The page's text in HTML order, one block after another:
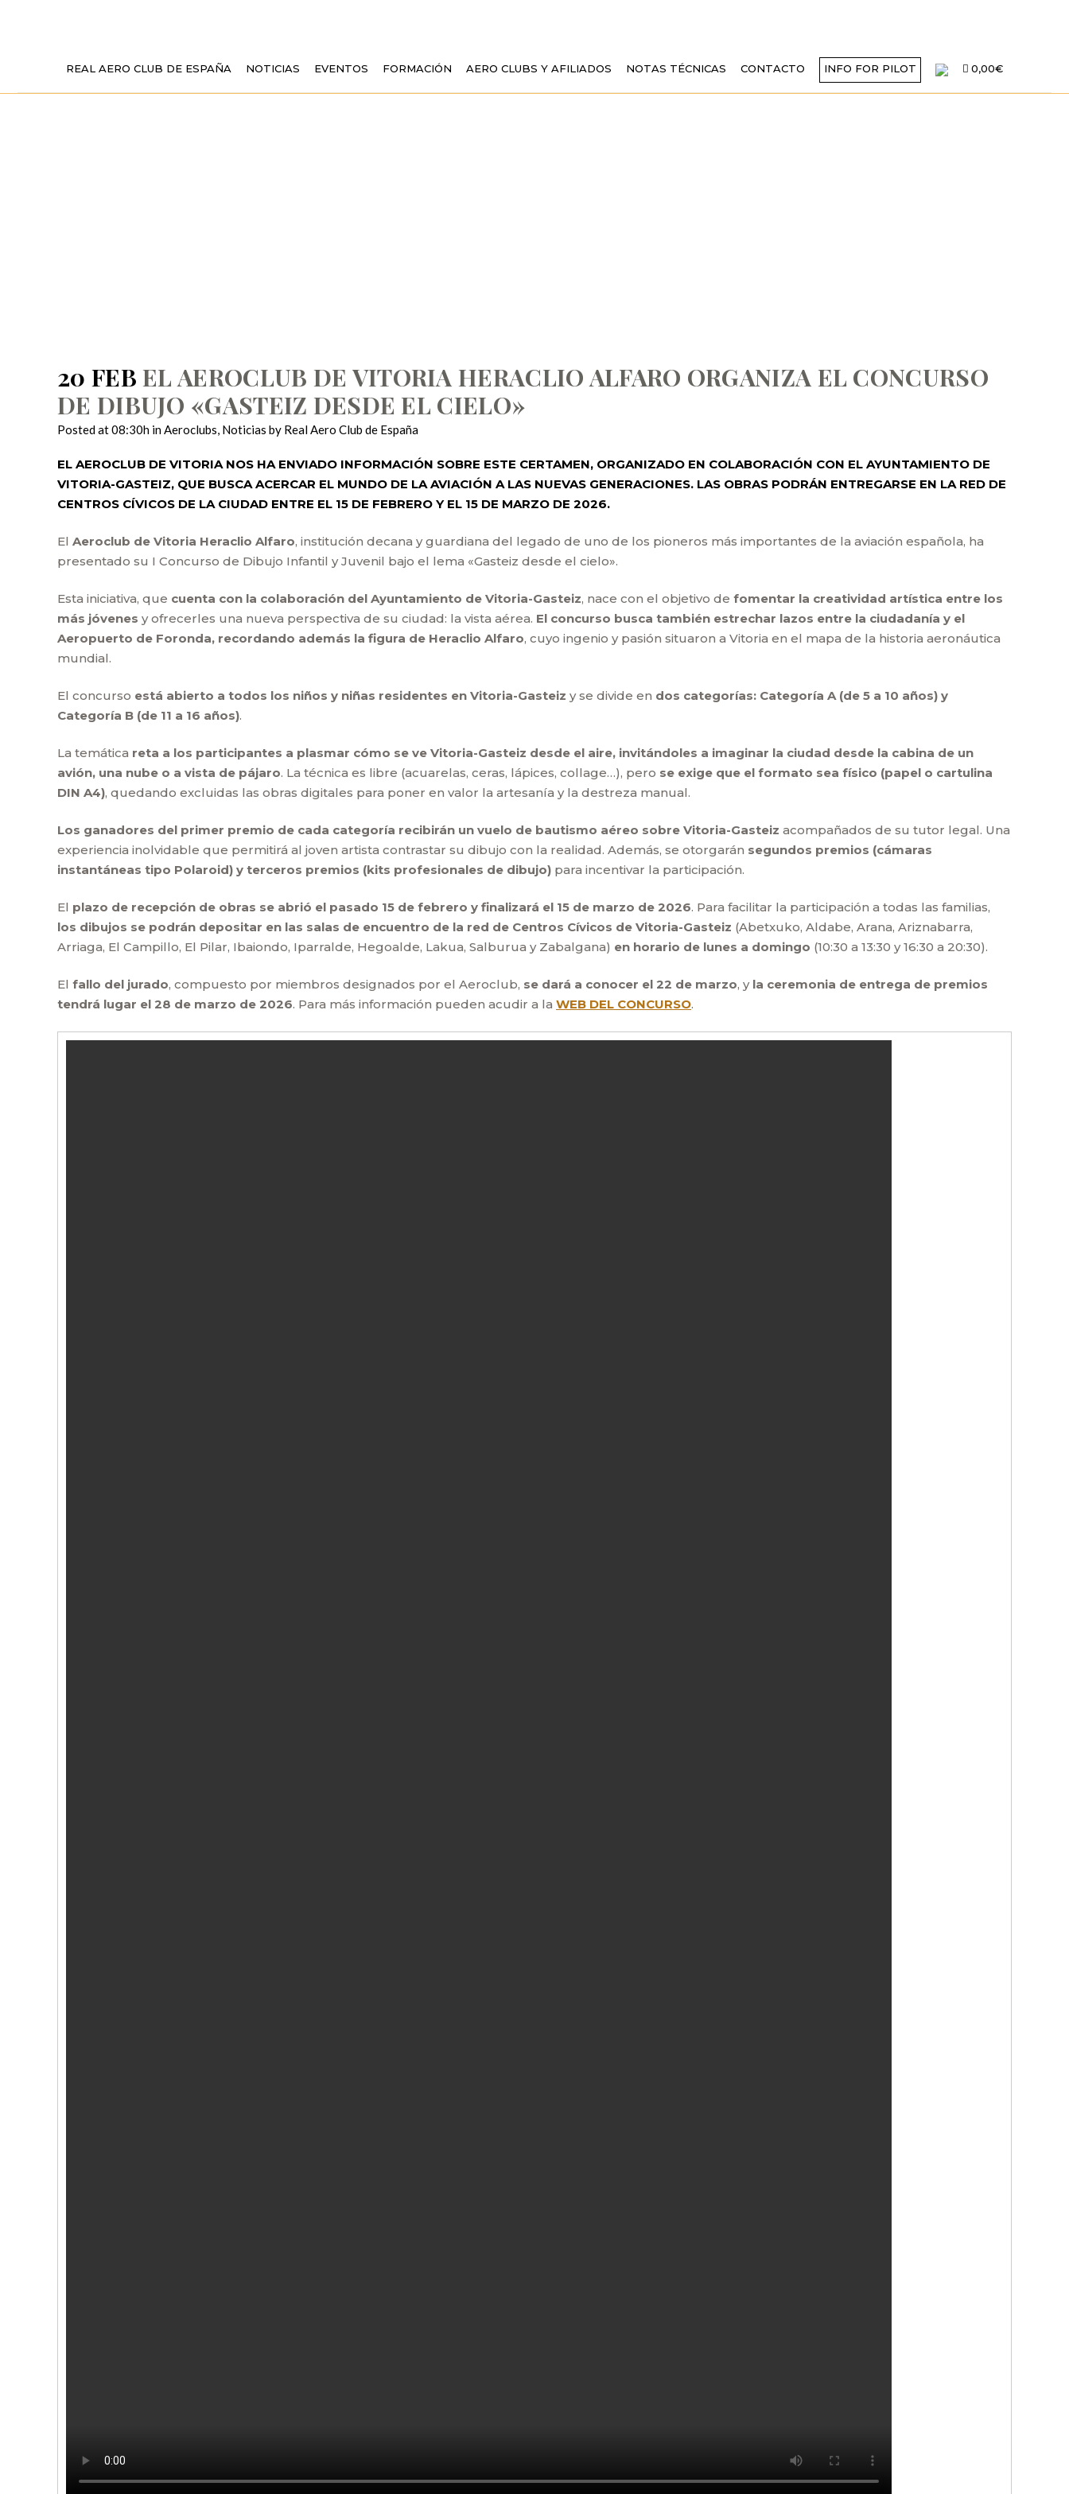
REAL AERO CLUB DE ESPAÑA NOTICIAS EVENTOS FORMACIÓN AERO CLUBS Y AFILIADOS NOTAS TÉCNICAS CONTACTO INFO FOR PILOT 0,00€
20 FEB EL AEROCLUB DE VITORIA HERACLIO ALFARO ORGANIZA EL CONCURSO
DE DIBUJO «GASTEIZ DESDE EL CIELO»
Posted at 08:30h inAeroclubs, Noticias by Real Aero Club de España
EL AEROCLUB DE VITORIA NOS HA ENVIADO INFORMACIÓN SOBRE ESTE CERTAMEN, ORGANIZADO EN COLABORACIÓN CON EL AYUNTAMIENTO DE
VITORIA-GASTEIZ, QUE BUSCA ACERCAR EL MUNDO DE LA AVIACIÓN A LAS NUEVAS GENERACIONES. LAS OBRAS PODRÁN ENTREGARSE EN LA RED DE
CENTROS CÍVICOS DE LA CIUDAD ENTRE EL 15 DE FEBRERO Y EL 15 DE MARZO DE 2026.
El Aeroclub de Vitoria Heraclio Alfaro, institución decana y guardiana del legado de uno de los pioneros más importantes de la aviación española, ha
presentado su I Concurso de Dibujo Infantil y Juvenil bajo el lema «Gasteiz desde el cielo».
Esta iniciativa, que cuenta con la colaboración del Ayuntamiento de Vitoria-Gasteiz, nace con el objetivo de fomentar la creatividad artística entre los
más jóvenes y ofrecerles una nueva perspectiva de su ciudad: la vista aérea. El concurso busca también estrechar lazos entre la ciudadanía y el
Aeropuerto de Foronda, recordando además la figura de Heraclio Alfaro, cuyo ingenio y pasión situaron a Vitoria en el mapa de la historia aeronáutica
mundial.
El concurso está abierto a todos los niños y niñas residentes en Vitoria-Gasteiz y se divide en dos categorías: Categoría A (de 5 a 10 años) y
Categoría B (de 11 a 16 años).
La temática reta a los participantes a plasmar cómo se ve Vitoria-Gasteiz desde el aire, invitándoles a imaginar la ciudad desde la cabina de un
avión, una nube o a vista de pájaro. La técnica es libre (acuarelas, ceras, lápices, collage…), pero se exige que el formato sea físico (papel o cartulina
DIN A4), quedando excluidas las obras digitales para poner en valor la artesanía y la destreza manual.
Los ganadores del primer premio de cada categoría recibirán un vuelo de bautismo aéreo sobre Vitoria-Gasteiz acompañados de su tutor legal. Una
experiencia inolvidable que permitirá al joven artista contrastar su dibujo con la realidad. Además, se otorgarán segundos premios (cámaras
instantáneas tipo Polaroid) y terceros premios (kits profesionales de dibujo) para incentivar la participación.
El plazo de recepción de obras se abrió el pasado 15 de febrero y finalizará el 15 de marzo de 2026. Para facilitar la participación a todas las familias,
los dibujos se podrán depositar en las salas de encuentro de la red de Centros Cívicos de Vitoria-Gasteiz (Abetxuko, Aldabe, Arana, Ariznabarra,
Arriaga, El Campillo, El Pilar, Ibaiondo, Iparralde, Hegoalde, Lakua, Salburua y Zabalgana) en horario de lunes a domingo (10:30 a 13:30 y 16:30 a 20:30).
El fallo del jurado, compuesto por miembros designados por el Aeroclub, se dará a conocer el 22 de marzo, y la ceremonia de entrega de premios
tendrá lugar el 28 de marzo de 2026. Para más información pueden acudir a la WEB DEL CONCURSO.